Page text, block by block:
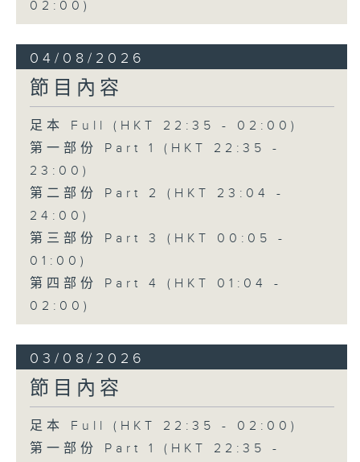
02:00)
04/08/2026
節目內容
足本 Full (HKT 22:35 - 02:00)
第一部份 Part 1 (HKT 22:35 -
23:00)
第二部份 Part 2 (HKT 23:04 -
24:00)
第三部份 Part 3 (HKT 00:05 -
01:00)
第四部份 Part 4 (HKT 01:04 -
02:00)
03/08/2026
節目內容
足本 Full (HKT 22:35 - 02:00)
第一部份 Part 1 (HKT 22:35 -